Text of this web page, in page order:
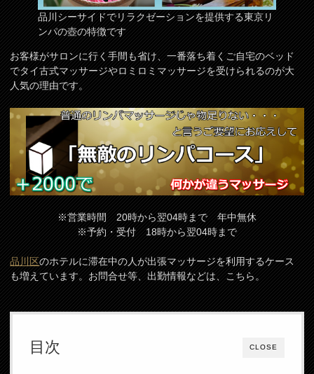
品川シーサイドでリラクゼーションを提供する東京リ
ンパの壺の特徴です
お客様がサロンに行く手間も省け、一番落ち着くご自宅のベッド
でタイ古式マッサージやロミロミマッサージを受けられるのが大
人気の理由です。
※営業時間 20時から翌04時まで 年中無休
※予約・受付 18時から翌04時まで
品川区のホテルに滞在中の人が出張マッサージを利用するケース
も増えています。お問合せ等、出勤情報などは、こちら。
CLOSE
目次